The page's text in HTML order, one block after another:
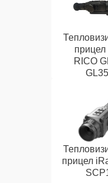
прицел
RICO
прицел